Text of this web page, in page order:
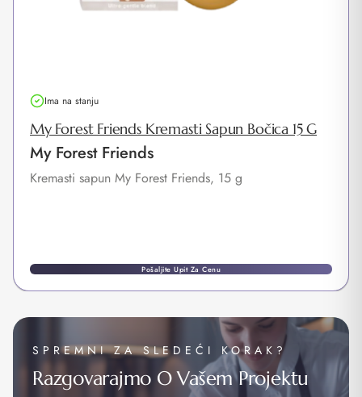
Ima na stanju
My Forest Friends Kremasti Sapun Bočica 15 G
My Forest Friends
Kremasti sapun My Forest Friends, 15 g
Pošaljite Upit Za Cenu
SPREMNI ZA SLEDEĆI KORAK?
Razgovarajmo O Vašem Projektu